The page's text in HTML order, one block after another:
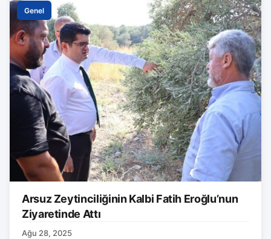
Genel
Arsuz Zeytinciliğinin Kalbi Fatih Eroğlu’nun
Ziyaretinde Attı
Ağu 28, 2025